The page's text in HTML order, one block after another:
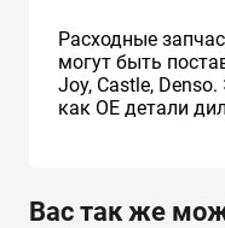
Расходные
могут быть
Joy, Castle,
как ОЕ детали
Вас так же